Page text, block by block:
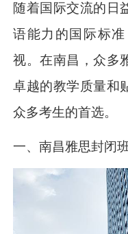
随着国际交流的日
语能力的国际标
视。在南昌，众多
卓越的教学质量和
众多考生的首选。
一、南昌雅思封闭